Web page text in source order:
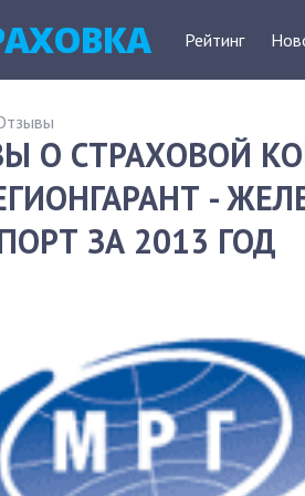
Рейтинг
О СТРАХОВОЙ
-
ЗА 2013 ГОД